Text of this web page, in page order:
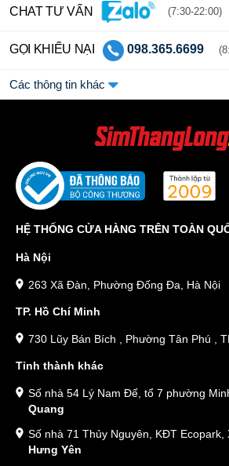
CHAT TƯ VẤN (7:30-22:00)
GỌI KHIẾU NẠI 098.365.6699
Các thông tin khác
HỆ THỐNG CỬA HÀNG TRÊN TOÀN
Hà Nội
263 Xã Đàn, Phường Đống Đa, Hà Nội
TP. Hồ Chí Minh
730 Lũy Bán Bích , Phường Tân Phú ,
Tỉnh thành khác
Số nhà 54 Lý Nam Đế, tổ 7 phường
Quang
Số nhà 71 Thủy Nguyên, KĐT Ecopark,
Hưng Yên